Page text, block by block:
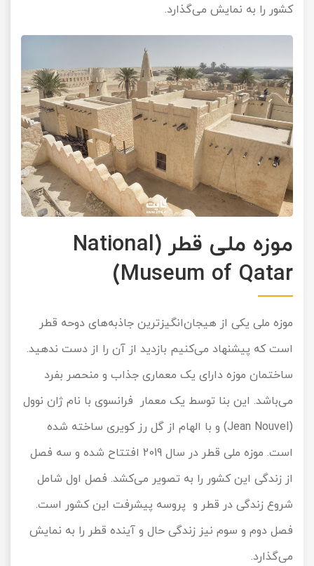
کشور را به نمایش می‌گذارد.
موزه ملی قطر (National
Museum of Qatar)
موزه ملی یکی از هیجان‌انگیزترین جاذبه‌های دوحه قطر
است که پیشنهاد می‌کنیم بازدید از آن‌ را از دست ندهید.
ساختمان موزه دارای یک معماری جذاب و منحصر بفرد
می‌باشد. این بنا توسط یک معمار فرانسوی با نام ژان نوول
(Jean Nouvel) و با الهام از گل رز کویری ساخته شده
است. موزه ملی قطر در سال 2019 افتتاح شده و سه فصل
از زندگی این کشور را به تصویر می‌کشد. فصل اول شامل
شروع زندگی در قطر و پروسه پیشرفت این کشور است.
فصل دوم و سوم نیز زندگی حال و آینده قطر را به نمایش
می‌گذارد.